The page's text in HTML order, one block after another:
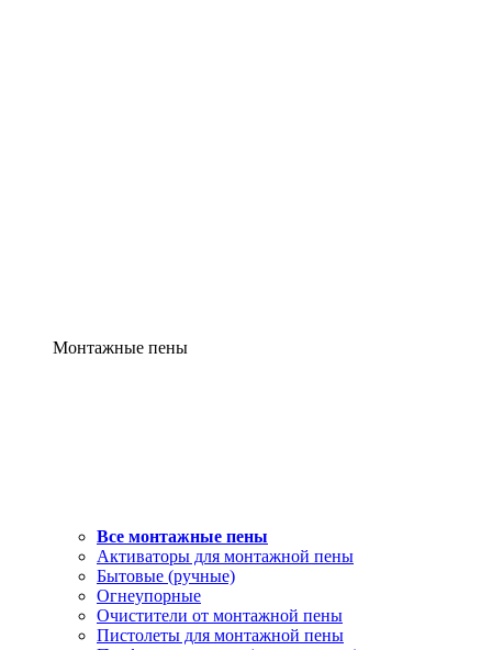
Монтажные пены
Все монтажные пены
Активаторы для монтажной пены
Бытовые (ручные)
Огнеупорные
Очистители от монтажной пены
Пистолеты для монтажной пены